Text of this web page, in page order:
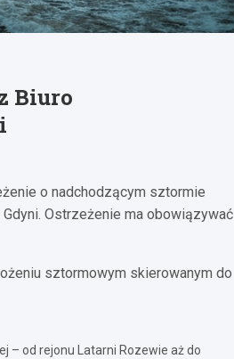
Biuro
o nadchodzącym sztormie
Ostrzeżenie ma obowiązywać
sztormowym skierowanym do
– od rejonu Latarni Rozewie aż do